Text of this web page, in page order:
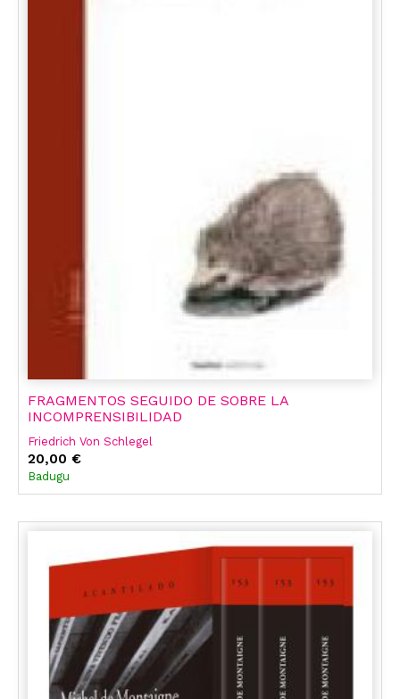
FRAGMENTOS SEGUIDO DE SOBRE LA
INCOMPRENSIBILIDAD
Friedrich Von Schlegel
20,00 €
Badugu